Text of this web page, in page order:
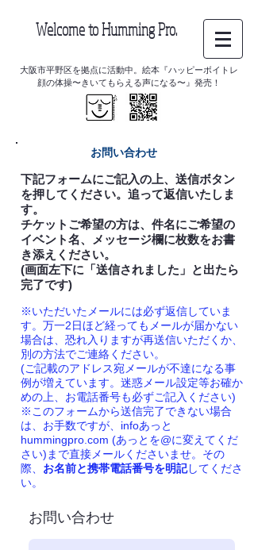
Welcome to Humming Pro.
大阪市平野区を拠点に活動中。絵本『ハッピーボイトレ
顔の体操〜きいてもらえる声になる〜』発売！
お問い合わせ
下記フォームに​ご記入の上、送信ボタン
を押してください。追って返信いたしま
す。
チケットご希望の方は、件名にご希望の
イベント名、メッセージ欄に枚数をお書
き添えください。
(画面左下に「送信されました」と出たら
完了です)
※いただいたメールには必ず返信していま
す。万一2日ほど経ってもメールが届かない
場合は、恐れ入りますが再送信いただくか、
別の方法でご連絡ください。
(ご記載のアドレス宛メールが不達になる事
例が増えています。迷惑メール設定等お確か
めの上、お電話番号も必ずご記入ください)
※このフォームから送信完了できない場合
は、お手数ですが、infoあっと
hummingpro.com (あっとを@に変えてくだ
さい)まで直接メールくださいませ。その
際、 お名前と携帯電話番号を明記してくださ
い。
お問い合わせ